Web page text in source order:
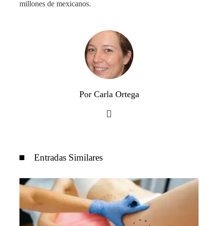
millones de mexicanos.
Por Carla Ortega
Entradas Similares